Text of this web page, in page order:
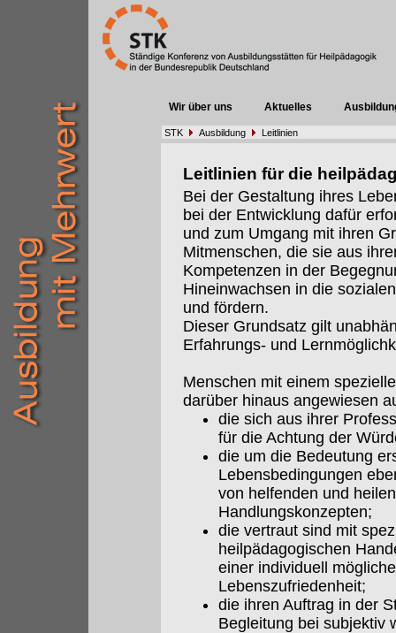
Wir über uns Aktuelles
STK Ausbildung Leitlinien
Leitlinien für die
Bei der Gestaltung ihres
bei der Entwicklung dafür
und zum Umgang mit ihren
Mitmenschen, die sie aus
Kompetenzen in der
Hineinwachsen in die
und fördern.
Dieser Grundsatz gilt
Erfahrungs- und
Menschen mit einem
darüber hinaus angewiesen
die sich aus ihrer
für die Achtung der
die um die Bedeutung
Lebensbedingungen
von helfenden und
Handlungskonzepten;
die vertraut sind mit
heilpädagogischen
einer individuell
Lebenszufriedenheit;
die ihren Auftrag in der
Begleitung bei subjektiv